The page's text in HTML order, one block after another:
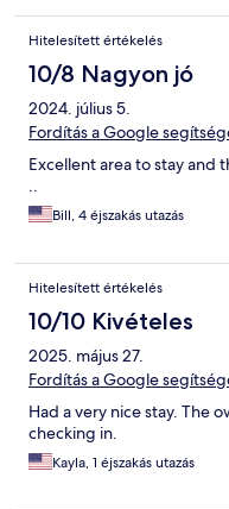
Hitelesített értékelés
10/8 Nagyon jó
2024. július 5.
Fordítás a Google
Excellent area to stay and
..
Bill, 4 éjszakás utazás
Hitelesített értékelés
10/10 Kivételes
2025. május 27.
Fordítás a Google
Had a very nice stay. The
checking in.
Kayla, 1 éjszakás utazás